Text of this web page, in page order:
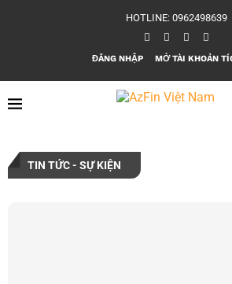
HOTLINE: 0962498639
ĐĂNG NHẬP MỞ TÀI KHOẢN
TIN TỨC - SỰ KIỆN